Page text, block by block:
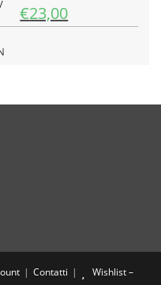
Il
prezzo
€23,00Il
prezzo
Contatti Wishlist –